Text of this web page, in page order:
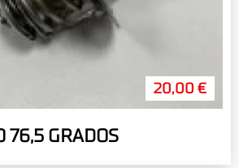
20,00 €
76,5 GRADOS